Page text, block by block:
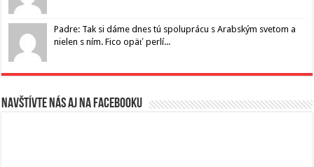
Padre: Tak si dáme dnes tú spoluprácu s Arabským svetom a
nielen s ním. Fico opäť perlí...
Navštívte nás aj na Facebooku